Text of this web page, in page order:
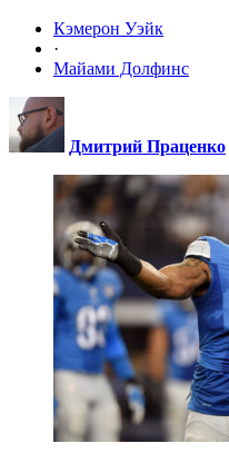
Кэмерон Уэйк
·
Майами Долфинс
Дмитрий Праценко